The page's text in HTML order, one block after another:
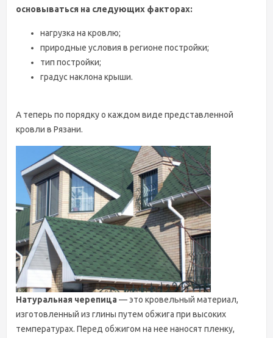
основываться на следующих факторах:
нагрузка на кровлю;
природные условия в регионе постройки;
тип постройки;
градус наклона крыши.
А теперь по порядку о каждом виде представленной
кровли в Рязани.
Натуральная черепица — это кровельный материал,
изготовленный из глины путем обжига при высоких
температурах. Перед обжигом на нее наносят пленку,